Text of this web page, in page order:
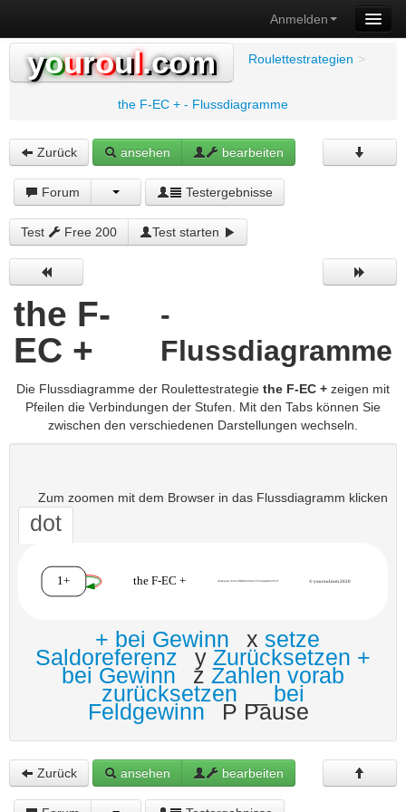
Anmelden
youroul.com Roulettestrategien >
the F-EC + - Flussdiagramme
Zurück ansehen bearbeiten
Forum Testergebnisse
Test Free 200 Test starten
the F-
EC +
-
Flussdiagramme
Die Flussdiagramme der Roulettestrategie the F-EC + zeigen mit
Pfeilen die Verbindungen der Stufen. Mit den Tabs können Sie
zwischen den verschiedenen Darstellungen wechseln.
Zum zoomen mit dem Browser in das Flussdiagramm klicken
dot
+ bei Gewinn x setze
Saldoreferenz yZurücksetzen +
bei Gewinn zZahlen vorab
zurücksetzen bei
Feldgewinn P Pause
Zurück ansehen bearbeiten